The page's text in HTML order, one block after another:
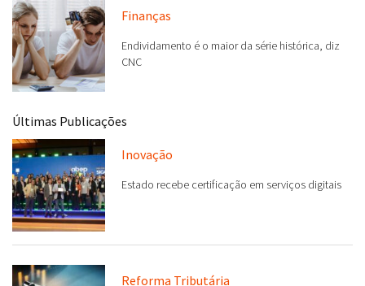
Finanças
Endividamento é o maior da série histórica, diz
CNC
Últimas Publicações
Inovação
Estado recebe certificação em serviços digitais
Reforma Tributária